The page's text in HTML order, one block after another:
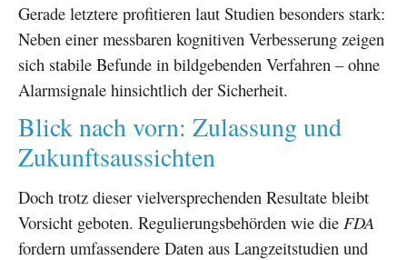
Gerade letztere profitieren laut Studien besonders stark:
Neben einer messbaren kognitiven Verbesserung zeigen
sich stabile Befunde in bildgebenden Verfahren – ohne
Alarmsignale hinsichtlich der Sicherheit.
Blick nach vorn: Zulassung und
Zukunftsaussichten
Doch trotz dieser vielversprechenden Resultate bleibt
Vorsicht geboten. Regulierungsbehörden wie die FDA
fordern umfassendere Daten aus Langzeitstudien und